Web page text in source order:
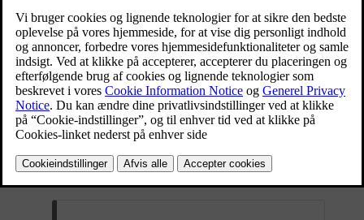
Opdateret 30.03.2026
Åbn bagagerummet og lastlugen.
Find nødudløserhåndtaget i bagagerummets venstre side.